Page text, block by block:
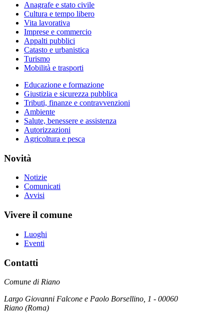
Anagrafe e stato civile
Cultura e tempo libero
Vita lavorativa
Imprese e commercio
Appalti pubblici
Catasto e urbanistica
Turismo
Mobilità e trasporti
Educazione e formazione
Giustizia e sicurezza pubblica
Tributi, finanze e contravvenzioni
Ambiente
Salute, benessere e assistenza
Autorizzazioni
Agricoltura e pesca
Novità
Notizie
Comunicati
Avvisi
Vivere il comune
Luoghi
Eventi
Contatti
Comune di Riano
Largo Giovanni Falcone e Paolo Borsellino, 1 - 00060
Riano (Roma)